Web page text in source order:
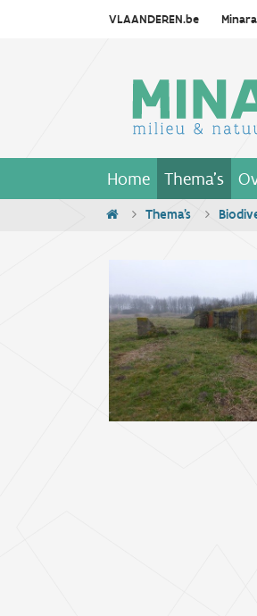
VLAANDEREN.be
Home Thema's
Thema's